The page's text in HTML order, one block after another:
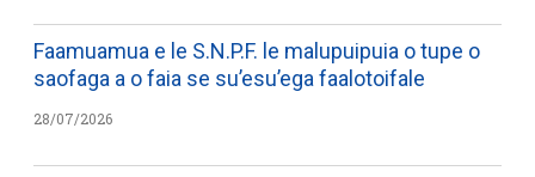
Faamuamua e le S.N.P.F. le malupuipuia o tupe o
saofaga a o faia se su’esu’ega faalotoifale
28/07/2026